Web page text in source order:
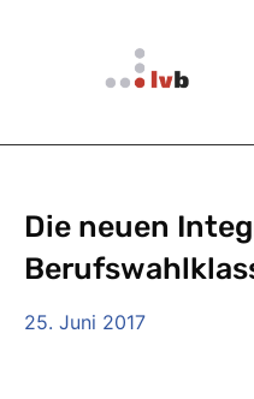
Die neuen
25. Juni 2017